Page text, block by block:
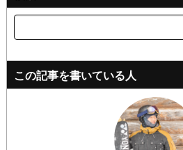
この記事を書いている人